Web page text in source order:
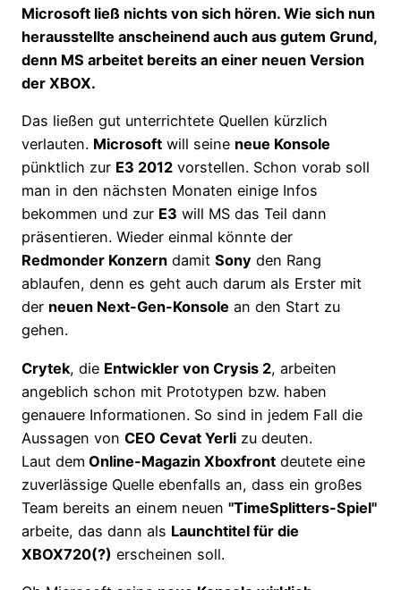
Microsoft ließ nichts von sich hören. Wie sich nun
herausstellte anscheinend auch aus gutem Grund,
denn MS arbeitet bereits an einer neuen Version
der XBOX.
Das ließen gut unterrichtete Quellen kürzlich
verlauten. Microsoft will seine neue Konsole
pünktlich zur E3 2012 vorstellen. Schon vorab soll
man in den nächsten Monaten einige Infos
bekommen und zur E3 will MS das Teil dann
präsentieren. Wieder einmal könnte der
Redmonder Konzern damit Sony den Rang
ablaufen, denn es geht auch darum als Erster mit
der neuen Next-Gen-Konsole an den Start zu
gehen.
Crytek, die Entwickler von Crysis 2, arbeiten
angeblich schon mit Prototypen bzw. haben
genauere Informationen. So sind in jedem Fall die
Aussagen von CEO Cevat Yerli zu deuten.
Laut dem Online-Magazin Xboxfront deutete eine
zuverlässige Quelle ebenfalls an, dass ein großes
Team bereits an einem neuen "TimeSplitters-Spiel"
arbeite, das dann als Launchtitel für die
XBOX720(?) erscheinen soll.